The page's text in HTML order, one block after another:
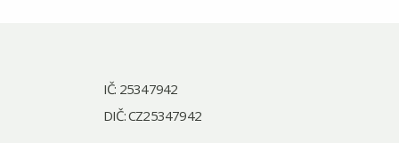
IČ: 25347942
DIČ: CZ25347942